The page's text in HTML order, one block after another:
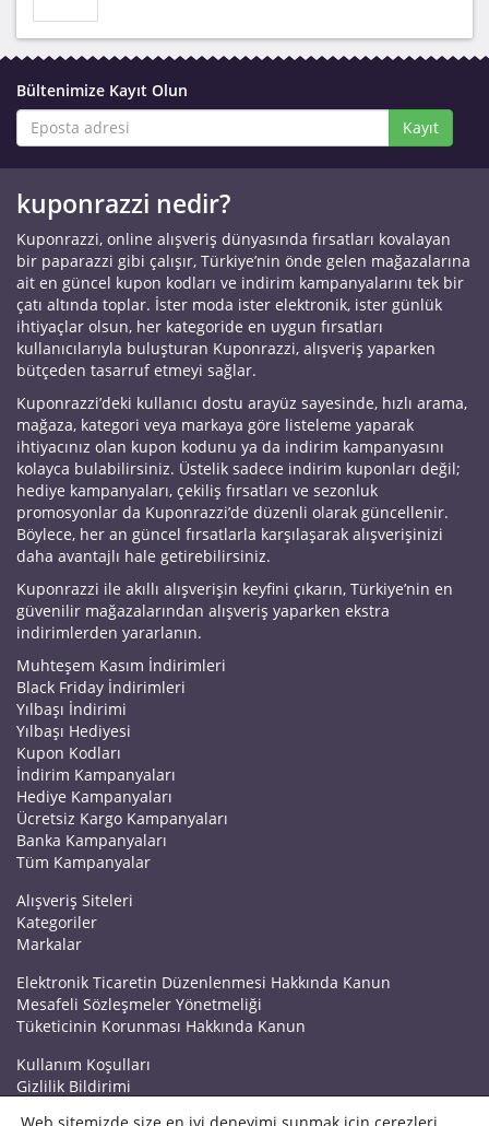
Bültenimize Kayıt Olun
Kayıt
kuponrazzi nedir?
Kuponrazzi, online alışveriş dünyasında fırsatları kovalayan
bir paparazzi gibi çalışır, Türkiye’nin önde gelen mağazalarına
ait en güncel kupon kodları ve indirim kampanyalarını tek bir
çatı altında toplar. İster moda ister elektronik, ister günlük
ihtiyaçlar olsun, her kategoride en uygun fırsatları
kullanıcılarıyla buluşturan Kuponrazzi, alışveriş yaparken
bütçeden tasarruf etmeyi sağlar.
Kuponrazzi’deki kullanıcı dostu arayüz sayesinde, hızlı arama,
mağaza, kategori veya markaya göre listeleme yaparak
ihtiyacınız olan kupon kodunu ya da indirim kampanyasını
kolayca bulabilirsiniz. Üstelik sadece indirim kuponları değil;
hediye kampanyaları, çekiliş fırsatları ve sezonluk
promosyonlar da Kuponrazzi’de düzenli olarak güncellenir.
Böylece, her an güncel fırsatlarla karşılaşarak alışverişinizi
daha avantajlı hale getirebilirsiniz.
Kuponrazzi ile akıllı alışverişin keyfini çıkarın, Türkiye’nin en
güvenilir mağazalarından alışveriş yaparken ekstra
indirimlerden yararlanın.
Muhteşem Kasım İndirimleri
Black Friday İndirimleri
Yılbaşı İndirimi
Yılbaşı Hediyesi
Kupon Kodları
İndirim Kampanyaları
Hediye Kampanyaları
Ücretsiz Kargo Kampanyaları
Banka Kampanyaları
Tüm Kampanyalar
Alışveriş Siteleri
Kategoriler
Markalar
Elektronik Ticaretin Düzenlenmesi Hakkında Kanun
Mesafeli Sözleşmeler Yönetmeliği
Tüketicinin Korunması Hakkında Kanun
Kullanım Koşulları
Gizlilik Bildirimi